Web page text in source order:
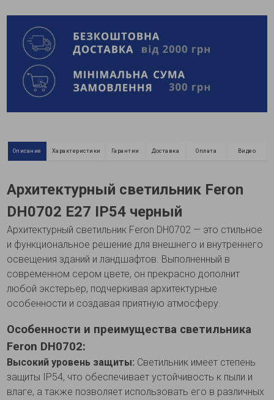
Описание Характеристики Гарантии Доставка Оплата Видео
Архитектурный светильник Feron
DH0702 Е27 IP54 черный
Архитектурный светильник Feron DH0702 — это стильное
и функциональное решение для внешнего и внутреннего
освещения зданий и ландшафтов. Выполненный в
современном сером цвете, он прекрасно дополнит
любой экстерьер, подчеркивая архитектурные
особенности и создавая приятную атмосферу.
Особенности и преимущества светильника
Feron DH0702:
Высокий уровень защиты: Светильник имеет степень
защиты IP54, что обеспечивает устойчивость к пыли и
влаге, а также позволяет использовать его в различных